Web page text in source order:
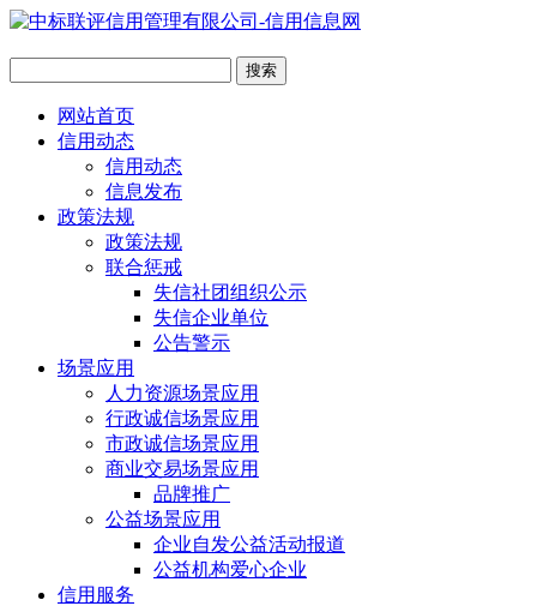
网站首页
信用动态
信用动态
信息发布
政策法规
政策法规
联合惩戒
失信社团组织公示
失信企业单位
公告警示
场景应用
人力资源场景应用
行政诚信场景应用
市政诚信场景应用
商业交易场景应用
品牌推广
公益场景应用
企业自发公益活动报道
公益机构爱心企业
信用服务